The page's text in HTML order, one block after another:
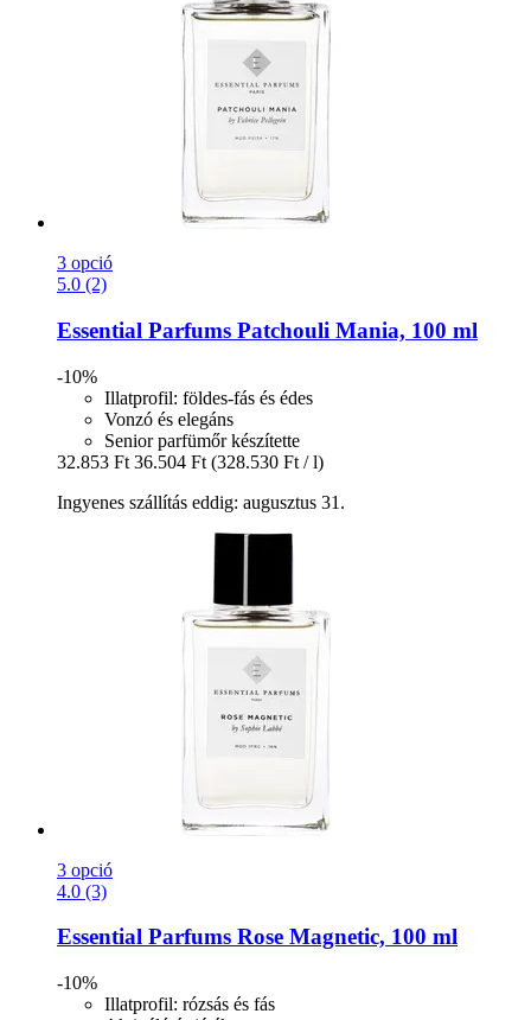
3 opció
5.0 (2)
Essential Parfums Patchouli Mania, 100 ml
-10%
Illatprofil: földes-fás és édes
Vonzó és elegáns
Senior parfümőr készítette
32.853 Ft 36.504 Ft (328.530 Ft / l)
Ingyenes szállítás eddig: augusztus 31.
3 opció
4.0 (3)
Essential Parfums Rose Magnetic, 100 ml
-10%
Illatprofil: rózsás és fás